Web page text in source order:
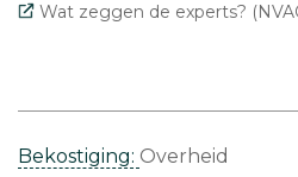
Wat zeggen de experts?
Bekostiging: Overheid